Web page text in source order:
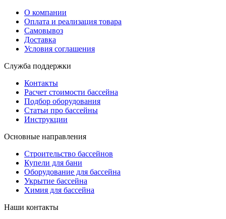
О компании
Оплата и реализация товара
Самовывоз
Доставка
Условия соглашения
Служба поддержки
Контакты
Расчет стоимости бассейна
Подбор оборудования
Статьи про бассейны
Инструкции
Основные направления
Строительство бассейнов
Купели для бани
Оборудование для бассейна
Укрытие бассейна
Химия для бассейна
Наши контакты